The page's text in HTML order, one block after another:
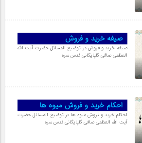
صیغه خرید و فروش
صیغه خرید و فروش در توضیح المسائل حضرت آیت الله
العظمی صافی گلپایگانی قدس سره
احکام خرید و فروش میوه ها
احکام خرید و فروش میوه ها در توضیح المسائل حضرت
آیت الله العظمی صافی گلپایگانی قدس سره